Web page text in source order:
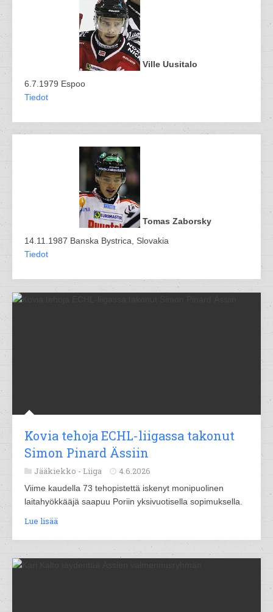
Ville Uusitalo
6.7.1979 Espoo
Tiedot
Tomas Zaborsky
14.11.1987 Banska Bystrica, Slovakia
Tiedot
Kovia tehoja ECHL-liigassa takonut
Simon Pinard Ässiin
Jääkiekko - Liiga 4.6.2026
Viime kaudella 73 tehopistettä iskenyt monipuolinen
laitahyökkääjä saapuu Poriin yksivuotisella sopimuksella.
Lue lisää